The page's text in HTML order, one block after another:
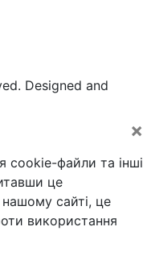
Designed and
×
cookie-файли та інші
це
сайті, це
використання